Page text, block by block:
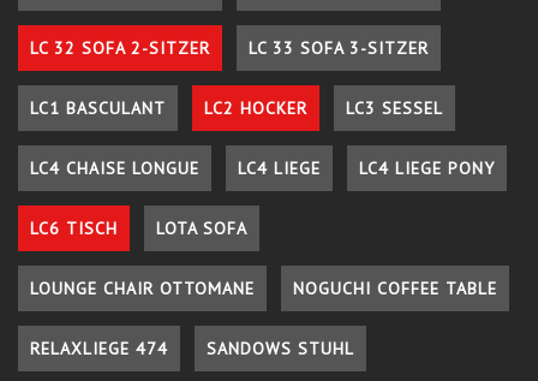
LC 32 SOFA 2-SITZER LC 33 SOFA 3-SITZER
LC1 BASCULANT LC2 HOCKER LC3 SESSEL
LC4 CHAISE LONGUE LC4 LIEGE LC4 LIEGE PONY
LC6 TISCH LOTA SOFA
LOUNGE CHAIR OTTOMANE NOGUCHI COFFEE TABLE
RELAXLIEGE 474 SANDOWS STUHL